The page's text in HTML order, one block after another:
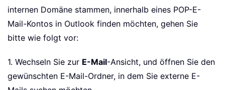
internen Domäne stammen, innerhalb eines POP-E-
Mail-Kontos in Outlook finden möchten, gehen Sie
bitte wie folgt vor:
1. Wechseln Sie zur E-Mail-Ansicht, und öffnen Sie den
gewünschten E-Mail-Ordner, in dem Sie externe E-